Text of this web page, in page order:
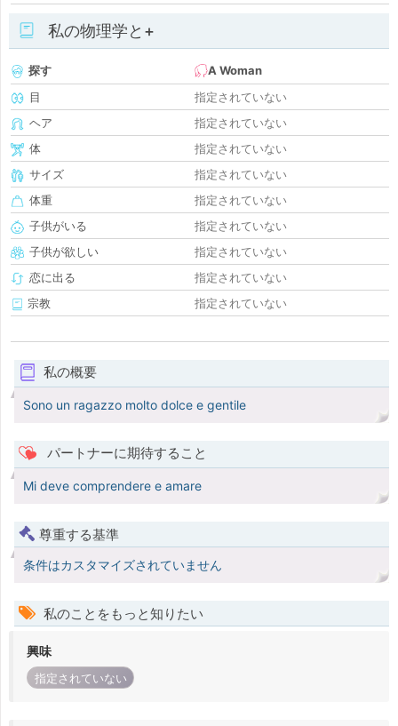
私の物理学と+
探す
A Woman
目
指定されていない
ヘア
指定されていない
体
指定されていない
サイズ
指定されていない
体重
指定されていない
子供がいる
指定されていない
子供が欲しい
指定されていない
恋に出る
指定されていない
宗教
指定されていない
私の概要
Sono un ragazzo molto dolce e gentile
パートナーに期待すること
Mi deve comprendere e amare
尊重する基準
条件はカスタマイズされていません
私のことをもっと知りたい
興味
指定されていない